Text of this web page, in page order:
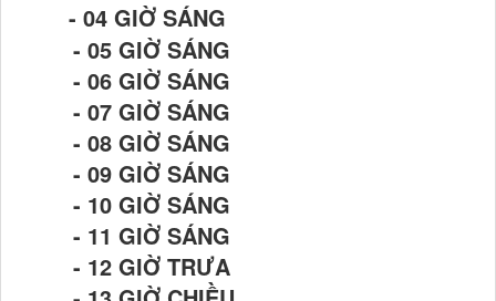
- 04 GIỜ SÁNG
- 05 GIỜ SÁNG
- 06 GIỜ SÁNG
- 07 GIỜ SÁNG
- 08 GIỜ SÁNG
- 09 GIỜ SÁNG
- 10 GIỜ SÁNG
- 11 GIỜ SÁNG
- 12 GIỜ TRƯA